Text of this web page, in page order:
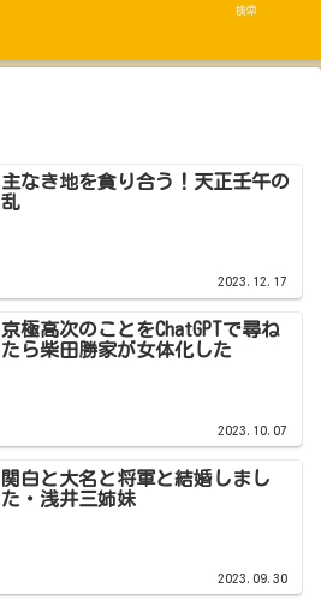
主なき地を貪り合う！天正壬午の
乱
2023.12.17
京極高次のことをChatGPTで尋ね
たら柴田勝家が女体化した
2023.10.07
関白と大名と将軍と結婚しまし
た・浅井三姉妹
2023.09.30
検索